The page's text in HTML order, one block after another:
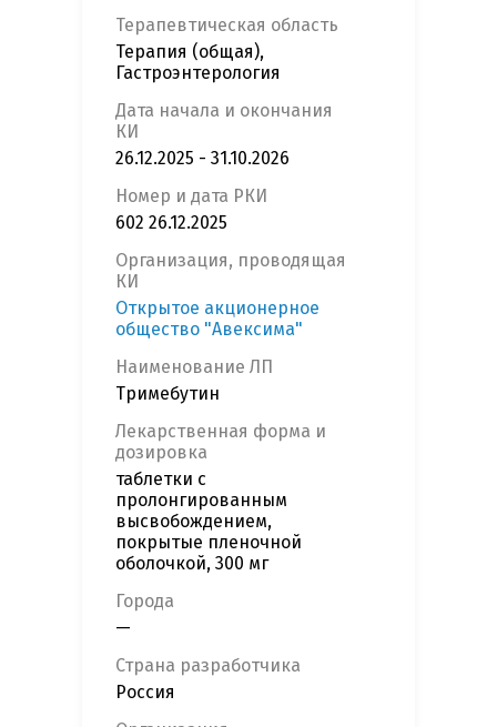
Терапевтическая область
Терапия (общая),
Гастроэнтерология
Дата начала и окончания
КИ
26.12.2025 - 31.10.2026
Номер и дата РКИ
602 26.12.2025
Организация, проводящая
КИ
Открытое акционерное
общество "Авексима"
Наименование ЛП
Тримебутин
Лекарственная форма и
дозировка
таблетки с
пролонгированным
высвобождением,
покрытые пленочной
оболочкой, 300 мг
Города
—
Страна разработчика
Россия